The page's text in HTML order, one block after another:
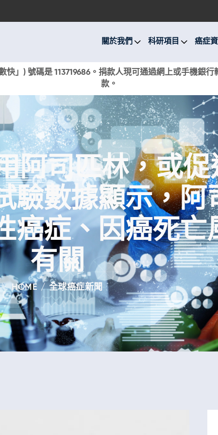
關於我們 科研項目 癌症
」) 號碼是 113719686。捐款人現可通過網上或手機銀
款。
阿司匹林，或促
驗數據顯示，阿
癌症、因癌死亡
有關
HOME 全球癌症新聞
症資訊
動與獎項
聞
款支持
在捐贈